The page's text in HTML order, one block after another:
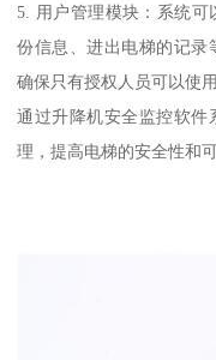
5. 用户管理模块：系统
份信息、进出电梯的记录
确保只有授权人员可以使用
通过升降机安全监控软件
理，提高电梯的安全性和